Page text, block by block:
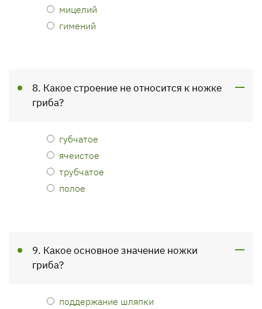
мицелий
гимений
8. Какое строение не относится к ножке
гриба?
губчатое
ячеистое
трубчатое
полое
9. Какое основное значение ножки
гриба?
поддержание шляпки